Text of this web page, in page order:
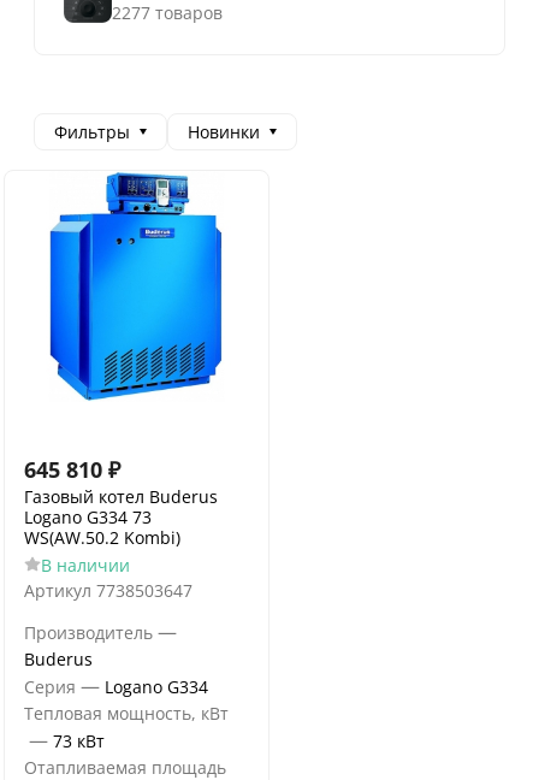
2277 товаров
Фильтры Новинки
645 810 ₽
Газовый котел Buderus
Logano G334 73
WS(AW.50.2 Kombi)
В наличии
Артикул 7738503647
Производитель —
Buderus
Серия — Logano G334
Тепловая мощность, кВт
— 73 кВт
Отапливаемая площадь